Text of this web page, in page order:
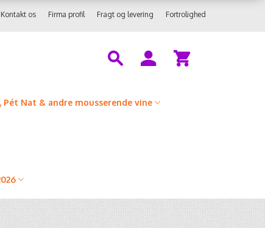
Fortrolighed
Fragt og levering
Firma profil
Kontakt os
Pét Nat & andre mousserende vine